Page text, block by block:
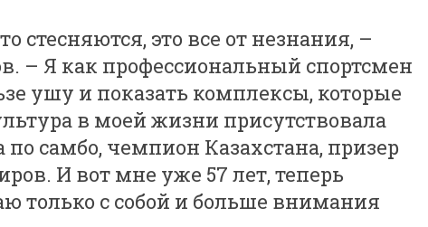
стесняются, это все от незнания, –
– Я как профессиональный спортсмен
ушу и показать комплексы, которые
в моей жизни присутствовала
по самбо, чемпион Казахстана, призер
И вот мне уже 57 лет, теперь
только с собой и больше внимания